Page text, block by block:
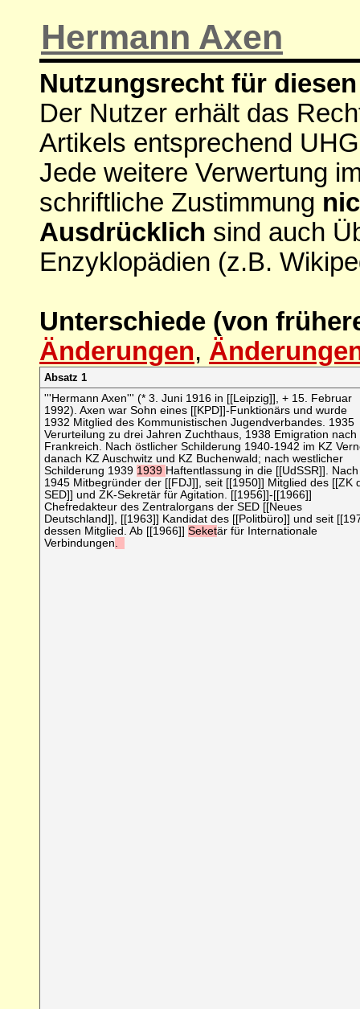
Hermann Axen
Nutzungsrecht für
Der Nutzer erhält das
Artikels entsprechend
Jede weitere Verwertung
schriftliche Zustimmung
Ausdrücklich sind auch
Enzyklopädien (z.B.
Unterschiede (von
Änderungen,
Absatz 1
'''Hermann Axen''' (* 3. Juni 1916 in [[Leipzig]], + 15. Februar
1992). Axen war Sohn eines [[KPD]]-Funktionärs und wurde
1932 Mitglied des Kommunistischen Jugendverbandes. 1935
Verurteilung zu drei Jahren Zuchthaus, 1938 Emigration nach
Frankreich. Nach östlicher Schilderung 1940-1942 im KZ
danach KZ Auschwitz und KZ Buchenwald; nach westlicher
Schilderung 1939 1939 Haftentlassung in die [[UdSSR]]. Nach
1945 Mitbegründer der [[FDJ]], seit [[1950]] Mitglied des [[ZK
SED]] und ZK-Sekretär für Agitation. [[1956]]-[[1966]]
Chefredakteur des Zentralorgans der SED [[Neues
Deutschland]], [[1963]] Kandidat des [[Politbüro]] und seit
dessen Mitglied. Ab [[1966]] Seketär für Internationale
Verbindungen